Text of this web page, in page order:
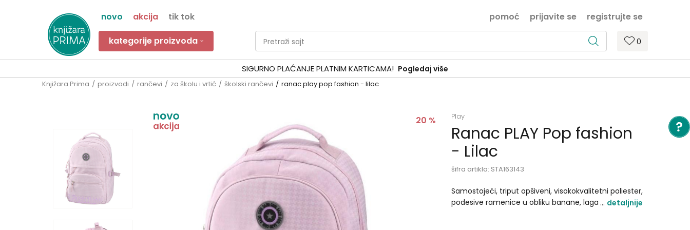
novo akcija tik tok prijavite se registrujte se
pomoć
kategorije proizvoda 0
Pretraži sajt
SIGURNO PLAĆANJE PLATNIM KARTICAMA! Pogledaj više
Knjižara Prima proizvodi rančevi za školu i vrtić školski rančevi ranac play pop fashion - lilac
20 % Play
Ranac PLAY Pop fashion
- Lilac
šifra artikla: STA163143
Samostojeći, triput opšiveni, visokokvalitetni poliester,
podesive ramenice u obliku banane, lagan i izdržljiv.
detaljnije